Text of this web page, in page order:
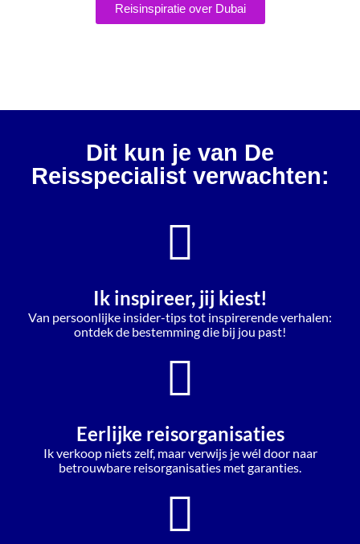
Reisinspiratie over Dubai
Dit kun je van De
Reisspecialist verwachten:
Ik inspireer, jij kiest!
Van persoonlijke insider-tips tot inspirerende verhalen:
ontdek de bestemming die bij jou past!
Eerlijke reisorganisaties
Ik verkoop niets zelf, maar verwijs je wél door naar
betrouwbare reisorganisaties met garanties.